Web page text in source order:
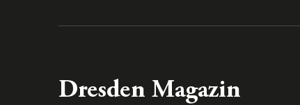
Dresden Magazin